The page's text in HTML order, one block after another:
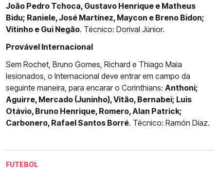
João Pedro Tchoca, Gustavo Henrique e Matheus
Bidu; Raniele, José Martínez, Maycon e Breno Bidon;
Vitinho e Gui Negão. Técnico: Dorival Júnior.
Provável Internacional
Sem Rochet, Bruno Gomes, Richard e Thiago Maia
lesionados, o Internacional deve entrar em campo da
seguinte maneira, para encarar o Corinthians: Anthoni;
Aguirre, Mercado (Juninho), Vitão, Bernabei; Luis
Otávio, Bruno Henrique, Romero, Alan Patrick;
Carbonero, Rafael Santos Borré. Técnico: Ramón Díaz.
FUTEBOL